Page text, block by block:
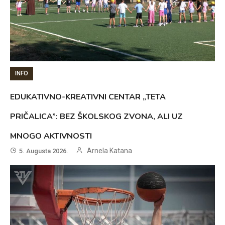
INFO
EDUKATIVNO-KREATIVNI CENTAR „TETA
PRIČALICA”: BEZ ŠKOLSKOG ZVONA, ALI UZ
MNOGO AKTIVNOSTI
5. Augusta 2026. Arnela Katana